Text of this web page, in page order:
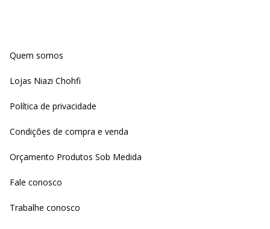
Quem somos
Lojas Niazi Chohfi
Política de privacidade
Condições de compra e venda
Orçamento Produtos Sob Medida
Fale conosco
Trabalhe conosco